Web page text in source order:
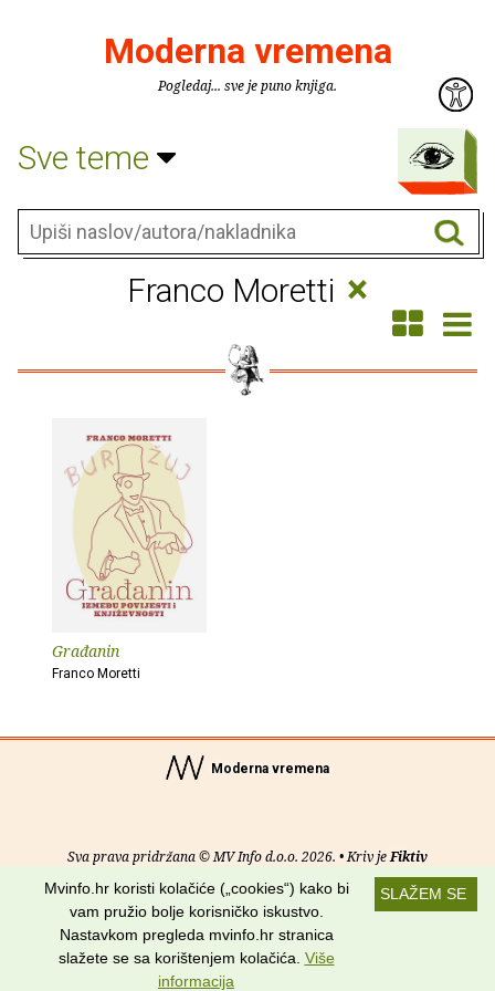
Moderna vremena
Pogledaj... sve je puno knjiga.
Sve teme
Franco Moretti ×
Građanin
Franco Moretti
Moderna vremena
Sva prava pridržana © MV Info d.o.o. 2026. • Kriv jeFiktiv
Uvjeti korištenja RSS kanali
Potraži nas na:
SLAŽEM SE
Mvinfo.hr koristi kolačiće („cookies“) kako bi
vam pružio bolje korisničko iskustvo.
Nastavkom pregleda mvinfo.hr stranica
slažete se sa korištenjem kolačića. Više
informacija